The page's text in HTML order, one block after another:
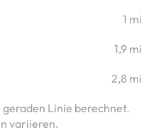
1 mi
1,9 mi
2,8 mi
Linie berechnet.
variieren.